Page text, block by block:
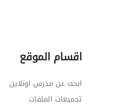
اقسام الموقع
ابحث عن مدرس اونلاين
تجميعات الملفات